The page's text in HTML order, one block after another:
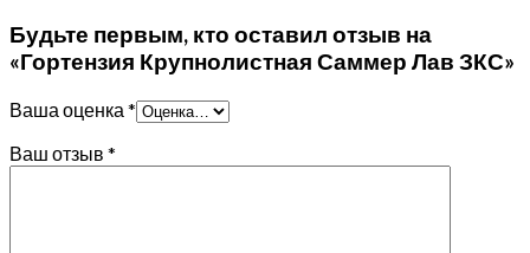
Будьте первым, кто оставил отзыв на
«Гортензия Крупнолистная Саммер Лав ЗКС»
Ваша оценка *
Ваш отзыв *